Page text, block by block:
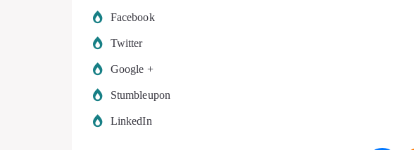
Facebook
Twitter
Google +
Stumbleupon
LinkedIn